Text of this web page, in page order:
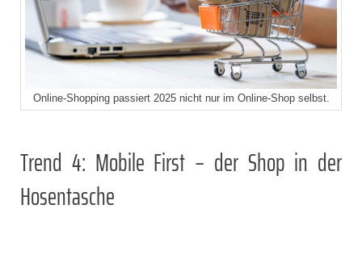
Online-Shopping passiert 2025 nicht nur im Online-Shop selbst.
Trend 4: Mobile First – der Shop in der
Hosentasche